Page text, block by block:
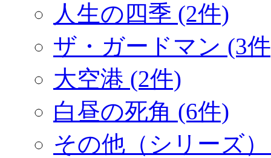
人生の四季 (2件)
ザ・ガードマン (3
大空港 (2件)
白昼の死角 (6件)
その他（シリーズ